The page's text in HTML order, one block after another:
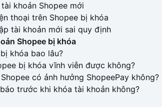
khoản Shopee mới
thoại trên Shopee bị khóa
tài khoản mới sai quy định
Shopee bị khóa
khóa bao lâu?
bị khóa vĩnh viễn được không?
có ảnh hưởng ShopeePay không?
trước khi khóa tài khoản không?